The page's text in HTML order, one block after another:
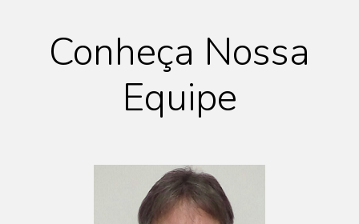
Conheça Nossa
Equipe